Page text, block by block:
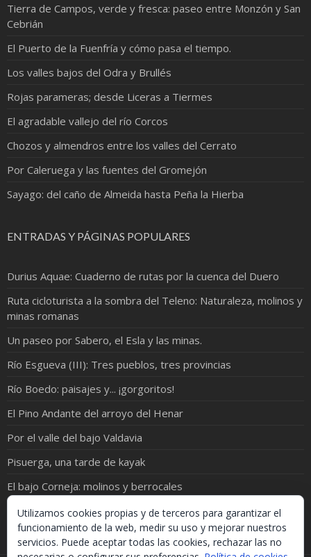
Tierra de Campos, verde y fresca: paseo entre Monzón y San
Cebrián
El Puerto de la Fuenfría y cómo pasa el tiempo.
Los valles bajos del Odra y Brullés
Rojas parameras; desde Liceras a Tiermes
El agradable vallejo del río Corcos
Chozos y almendros entre los valles del Cerrato
Por Caleruega y las fuentes del Gromejón
Sayago: del caño de Almeida hasta Peña la Hierba
ENTRADAS Y PÁGINAS POPULARES
Durius Aquae: Cuaderno de rutas por la cuenca del Duero
Ruta cicloturista a la sombra del Teleno: Naturaleza, molinos y
minas romanas
Un paseo por Sabero, el Esla y las minas.
Río Esgueva (III): Tres pueblos, tres provincias
Río Boedo: paisajes y... ¡gorgoritos!
El Pino Andante del arroyo del Henar
Por el valle del bajo Valdavia
Pisuerga, una tarde de kayak
El bajo Corneja: molinos y berrocales
Río Pirón: de Samboal a Peñacarrasquilla
Utilizamos cookies propias y de terceros para garantizar el
funcionamiento de la web, medir su uso y mejorar nuestros
servicios. Puede aceptar todas las cookies, rechazar las no